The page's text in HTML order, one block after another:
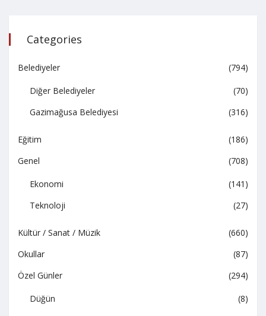
Categories
Belediyeler (794)
Diğer Belediyeler
(70)
Gazimağusa Belediyesi
(316)
Eğitim
(186)
Genel
(708)
Ekonomi
(141)
Teknoloji
(27)
Kültür / Sanat / Müzik
(660)
Okullar
(87)
Özel Günler
(294)
Düğün
(8)